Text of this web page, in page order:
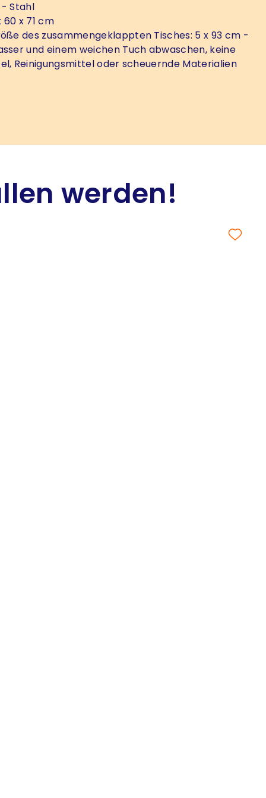
- Stahl
60 x 71 cm
des zusammengeklappten Tisches: 5 x 93 cm -
und einem weichen Tuch abwaschen, keine
Reinigungsmittel oder scheuernde Materialien
werden!